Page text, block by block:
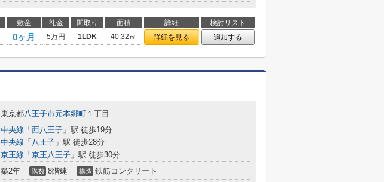
敷金 礼金 間取り 面積 詳細
検討リスト
0ヶ月 5万円 1LDK 40.32㎡ 詳細を見る 追加する
東京都八王子市元本郷町 １丁目
中央線 「 西八王子 」駅 徒歩19分
中央線 「 八王子 」駅 徒歩28分
京王線 「 京王八王子 」駅 徒歩30分
築2年 階数 8階建 構造 鉄筋コンクリート